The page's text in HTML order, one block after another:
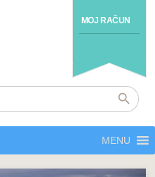
MOJ RAČUN
MENU